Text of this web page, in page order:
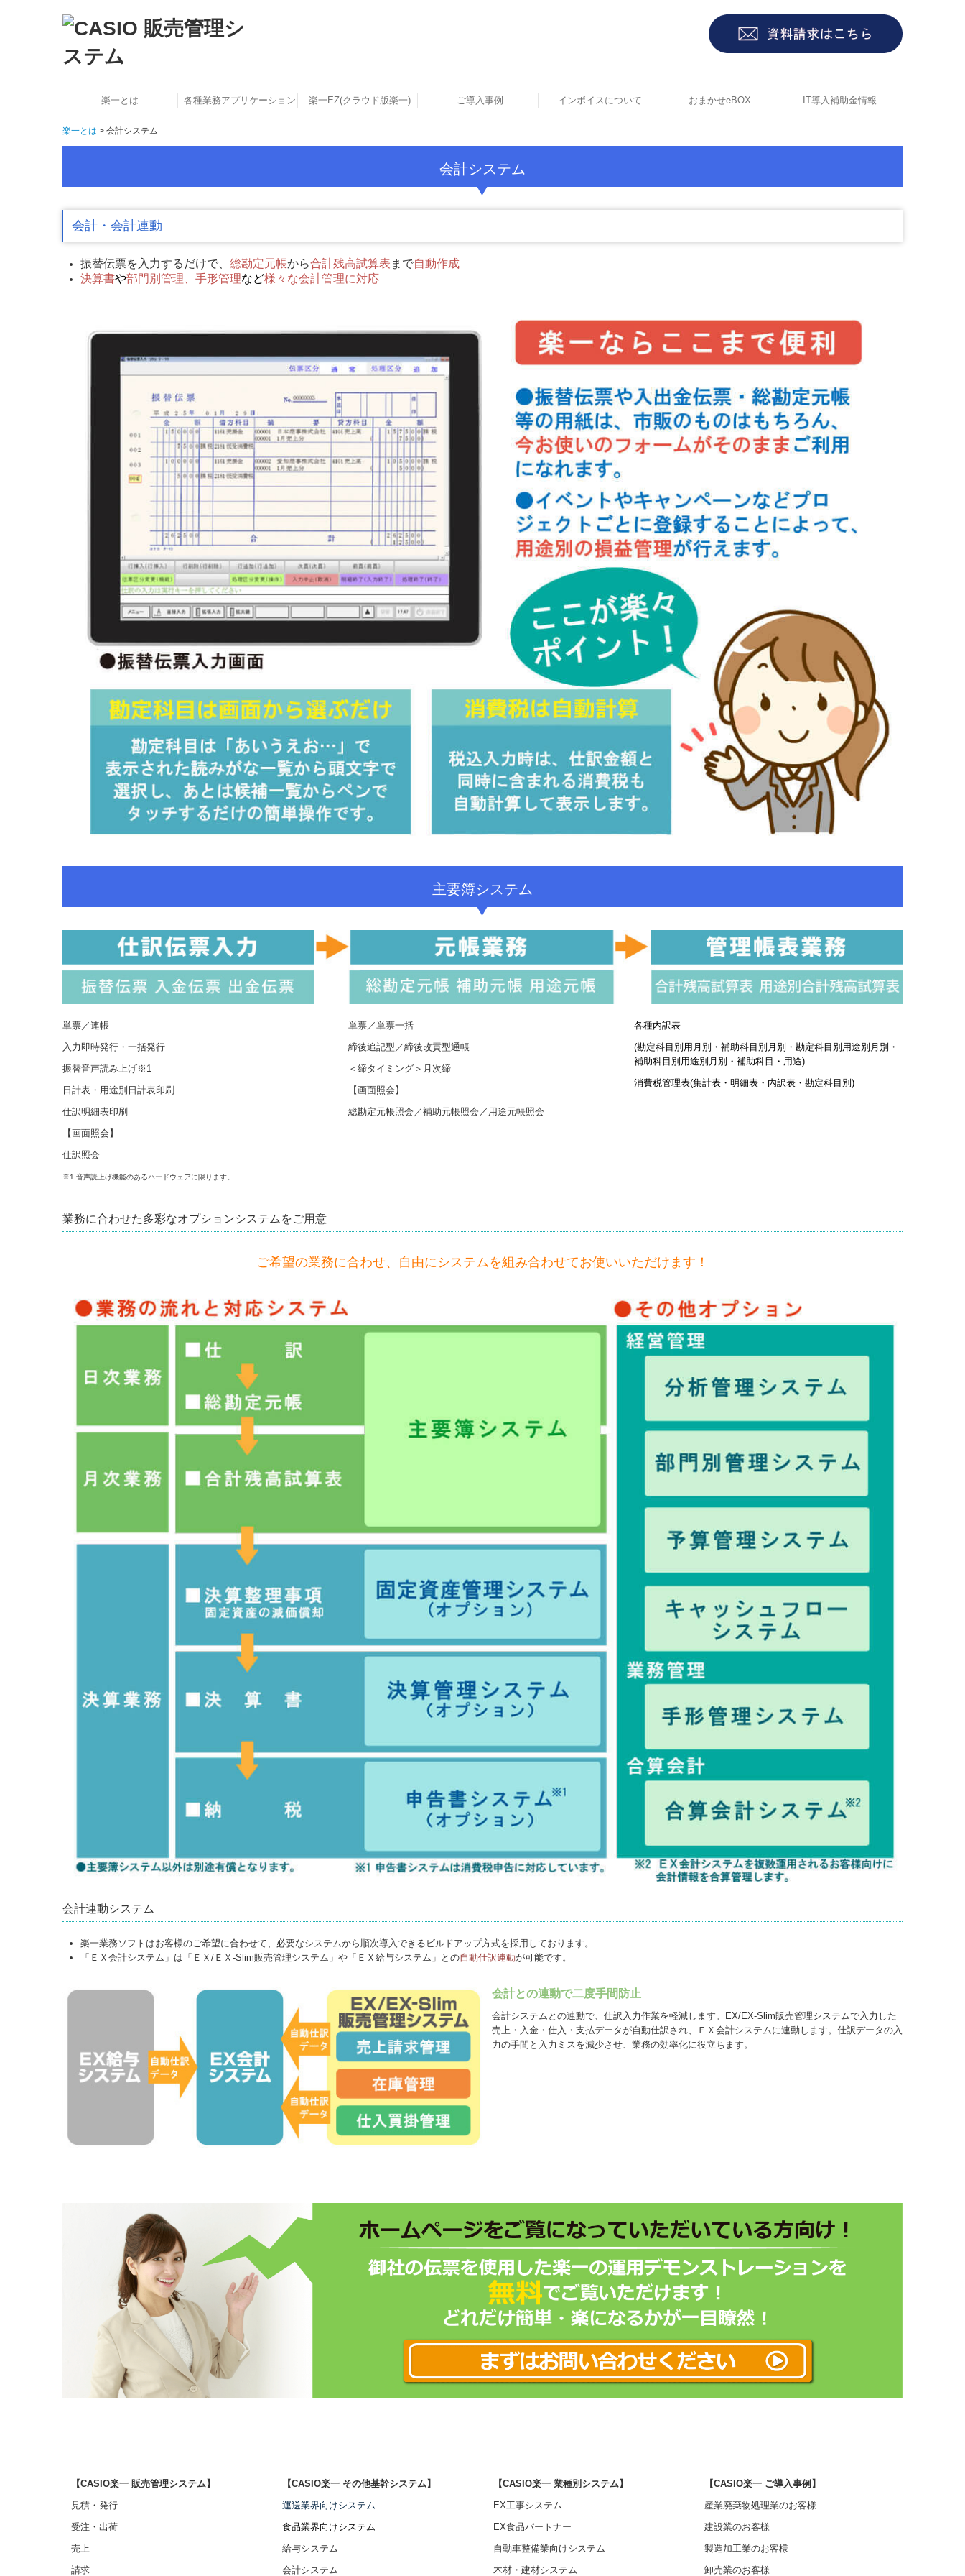
楽一とは
楽一の歴史
楽一 専用機モデル
資料請求・お問合せ
各種業務アプリケーション 楽一EZ(クラウド版楽一) ご導入事例 インボイスについて おまかせeBOX IT導入補助金情報
楽一とは 会計システム
会計システム
会計・会計連動
振替伝票を入力するだけで、 総勘定元帳から合計残高試算表 まで自動作成
決算書や部門別管理、手形管理など様々な会計管理に対応
主要簿システム
単票／連帳
入力即時発行・一括発行
振替音声読み上げ※1
日計表・用途別日計表印刷
仕訳明細表印刷
【画面照会】
仕訳照会
※1 音声読上げ機能のあるハードウェアに限ります。
単票／単票一括
締後追記型／締後改貢型通帳
＜締タイミング＞月次締
【画面照会】
総勘定元帳照会／補助元帳照会／用途元帳照会
各種内訳表
(勘定科目別用月別・補助科目別月別・勘定科目別用途別月別・
補助科目別用途別月別・補助科目・用途)
消費税管理表(集計表・明細表・内訳表・勘定科目別)
業務に合わせた多彩なオプションシステムをご用意
ご希望の業務に合わせ、自由にシステムを組み合わせてお使いいただけます！
会計連動システム
楽一業務ソフトはお客様のご希望に合わせて、必要なシステムから順次導入できるビルドアップ方式を採用しております。
「ＥＸ会計システム」は「ＥＸ/ＥＸ-Slim販売管理システム」や「ＥＸ給与システム」との自動仕訳連動が可能です。
会計との連動で二度手間防止
会計システムとの連動で、仕訳入力作業を軽減します。EX/EX-Slim販売管理システムで入力した
売上・入金・仕入・支払データが自動仕訳され、ＥＸ会計システムに連動します。仕訳データの入
力の手間と入力ミスを減少させ、業務の効率化に役立ちます。
【CASIO楽一 販売管理システム】
見積・発行
受注・出荷
売上
請求
【CASIO楽一 その他基幹システム】
運送業界向けシステム
食品業界向けシステム
給与システム
会計システム
【CASIO楽一 業種別システム】
EX工事システム
EX食品パートナー
自動車整備業向けシステム
木材・建材システム
【CASIO楽一 ご導入事例】
産業廃棄物処理業のお客様
建設業のお客様
製造加工業のお客様
卸売業のお客様